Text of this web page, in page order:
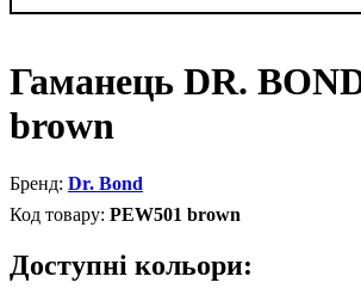
Гаманець DR.
brown
Dr. Bond
PEW501 brown
Доступні кольори: